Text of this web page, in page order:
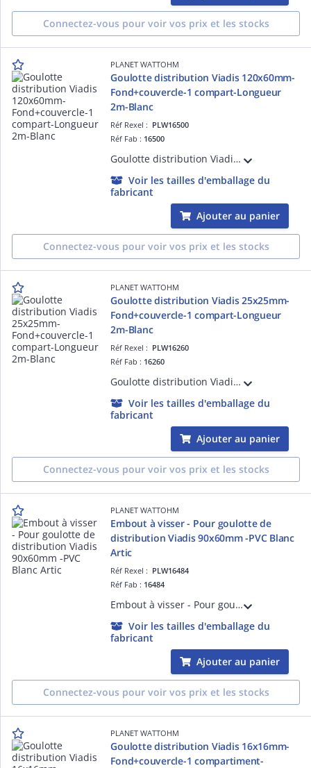
Connectez-vous pour voir vos prix et les stocks
PLANET WATTOHM
Goulotte distribution Viadis 120x60mm-
Fond+couvercle-1 compart-Longueur
2m-Blanc
Réf Rexel : PLW16500
Réf Fab : 16500
Goulotte distribution Viadis 120x60mm-Fond+couvercle-1 compart-Longueur 2m-Blanc
Voir les tailles d'emballage du
fabricant
Ajouter au panier
Connectez-vous pour voir vos prix et les stocks
PLANET WATTOHM
Goulotte distribution Viadis 25x25mm-
Fond+couvercle-1 compart-Longueur
2m-Blanc
Réf Rexel : PLW16260
Réf Fab : 16260
Goulotte distribution Viadis 25x25mm-Fond+couvercle-1 compart-Longueur 2m-Blanc
Voir les tailles d'emballage du
fabricant
Ajouter au panier
Connectez-vous pour voir vos prix et les stocks
PLANET WATTOHM
Embout à visser - Pour goulotte de
distribution Viadis 90x60mm -PVC Blanc
Artic
Réf Rexel : PLW16484
Réf Fab : 16484
Embout à visser - Pour goulotte de distribution Viadis 90x60mm -PVC Blanc Artic
Voir les tailles d'emballage du
fabricant
Ajouter au panier
Connectez-vous pour voir vos prix et les stocks
PLANET WATTOHM
Goulotte distribution Viadis 16x16mm-
Fond+couvercle-1 compartiment-